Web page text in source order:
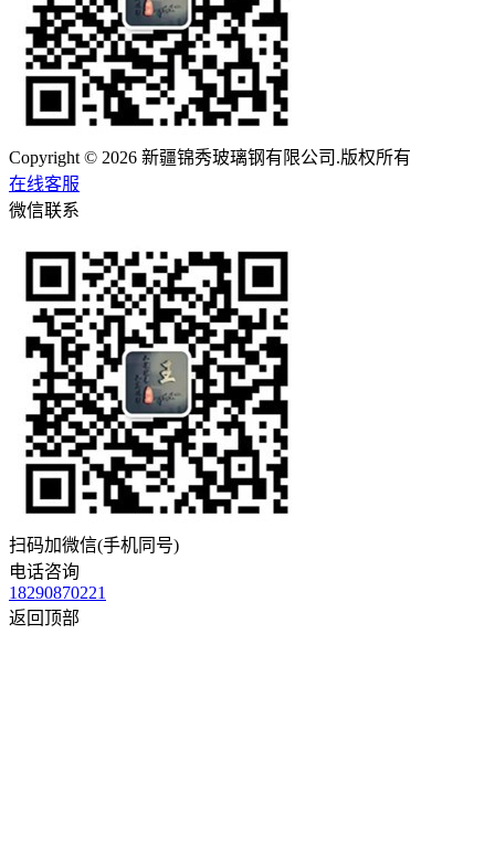
Copyright © 2026 新疆锦秀玻璃钢有限公司.版权所有
在线客服
微信联系
扫码加微信(手机同号)
电话咨询
18290870221
返回顶部